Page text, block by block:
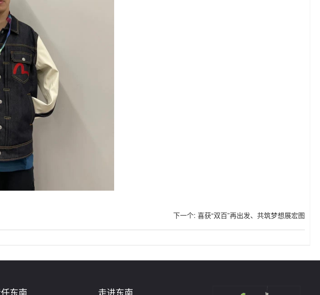
下一个: 喜获“双百”再出发、共筑梦想展宏图
东南 走进东南